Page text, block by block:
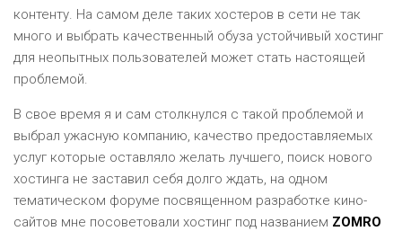
контенту. На самом деле таких хостеров в сети не так
много и выбрать качественный обуза устойчивый хостинг
для неопытных пользователей может стать настоящей
проблемой.
В свое время я и сам столкнулся с такой проблемой и
выбрал ужасную компанию, качество предоставляемых
услуг которые оставляло желать лучшего, поиск нового
хостинга не заставил себя долго ждать, на одном
тематическом форуме посвященном разработке кино-
сайтов мне посоветовали хостинг под названием ZOMRO